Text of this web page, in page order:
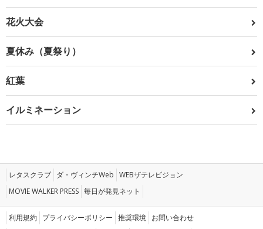
花火大会
夏休み（夏祭り）
紅葉
イルミネーション
レタスクラブ ダ・ヴィンチWeb WEBザテレビジョン
MOVIE WALKER PRESS 毎日が発見ネット
利用規約 プライバシーポリシー 推奨環境 お問い合わせ